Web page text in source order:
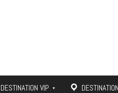
DESTINATION VIP